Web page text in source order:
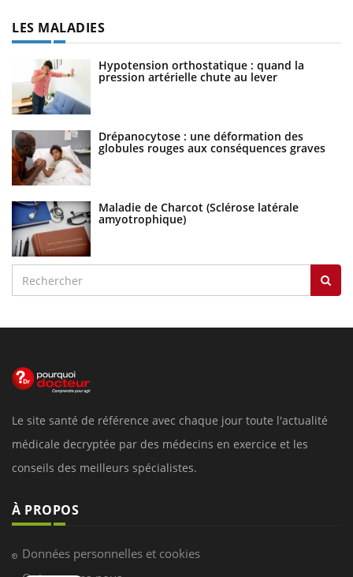
LES MALADIES
Hypotension orthostatique : quand la
pression artérielle chute au lever
Drépanocytose : une déformation des
globules rouges aux conséquences graves
Maladie de Charcot (Sclérose latérale
amyotrophique)
Le site santé de référence avec chaque jour toute l'actualité
médicale decryptée par des médecins en exercice et les
conseils des meilleurs spécialistes.
À PROPOS
Données personnelles et cookies